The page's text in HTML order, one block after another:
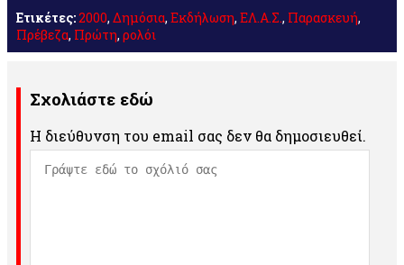
Ετικέτες:2000, Δημόσια, Εκδήλωση, ΕΛ.Α.Σ., Παρασκευή,
Πρέβεζα, Πρώτη, ρολόι
Σχολιάστε εδώ
Η διεύθυνση του email σας δεν θα δημοσιευθεί.